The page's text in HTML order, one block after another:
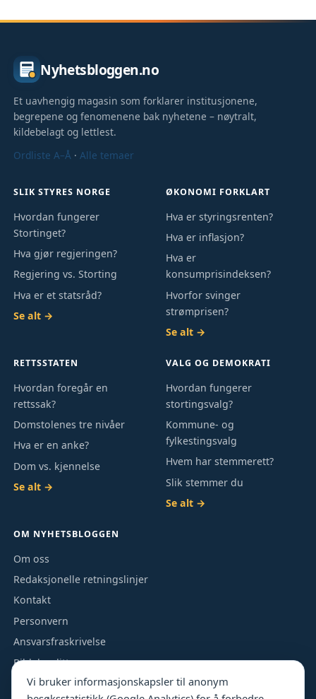
Nyhetsbloggen.no
Et uavhengig magasin som forklarer institusjonene,
begrepene og fenomenene bak nyhetene – nøytralt,
kildebelagt og lettlest.
Ordliste A–Å ·Alle temaer
SLIK STYRES NORGE
Hvordan fungerer
Stortinget?
Hva gjør regjeringen?
Regjering vs. Storting
Hva er et statsråd?
Se alt →
ØKONOMI FORKLART
Hva er styringsrenten?
Hva er inflasjon?
Hva er
konsumprisindeksen?
Hvorfor svinger
strømprisen?
Se alt →
RETTSSTATEN
Hvordan foregår en
rettssak?
Domstolenes tre nivåer
Hva er en anke?
Dom vs. kjennelse
Se alt →
VALG OG DEMOKRATI
Hvordan fungerer
stortingsvalg?
Kommune- og
fylkestingsvalg
Hvem har stemmerett?
Slik stemmer du
Se alt →
OM NYHETSBLOGGEN
Om oss
Redaksjonelle retningslinjer
Kontakt
Personvern
Ansvarsfraskrivelse
Bildekreditt
Vi bruker informasjonskapsler til anonym